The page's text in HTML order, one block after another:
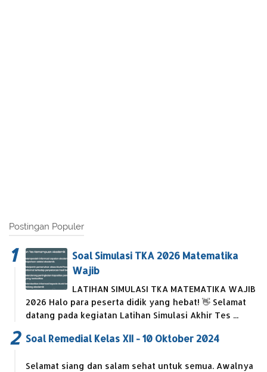
Postingan Populer
Soal Simulasi TKA 2026 Matematika
Wajib
LATIHAN SIMULASI TKA MATEMATIKA WAJIB
2026 Halo para peserta didik yang hebat! 👋 Selamat
datang pada kegiatan Latihan Simulasi Akhir Tes ...
Soal Remedial Kelas XII - 10 Oktober 2024
Selamat siang dan salam sehat untuk semua. Awalnya